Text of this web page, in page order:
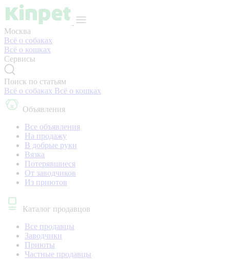
Москва
Всё о собаках
Всё о кошках
Сервисы
Поиск по статьям
Всё о собаках Всё о кошках
Объявления
Все объявления
На продажу
В добрые руки
Вязка
Потерявшиеся
От заводчиков
Из приютов
Каталог продавцов
Все продавцы
Заводчики
Приюты
Частные продавцы